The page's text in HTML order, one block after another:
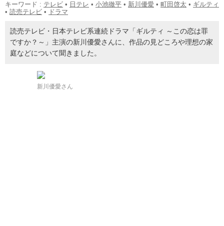
キーワード : テレビ • 日テレ • 小池徹平 • 新川優愛 • 町田啓太 • ギルティ
• 読売テレビ • ドラマ
読売テレビ・日本テレビ系連続ドラマ「ギルティ ～この恋は罪
ですか？～」主演の新川優愛さんに、作品の見どころや理想の家
庭などについて聞きました。
新川優愛さん